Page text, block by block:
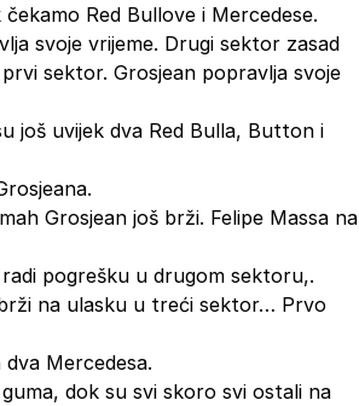
Red Bullove i Mercedese.
svoje vrijeme. Drugi sektor zasad
sektor. Grosjean popravlja svoje
još uvijek dva Red Bulla, Button i
Grosjean još brži. Felipe Massa na
pogrešku u drugom sektoru,.
na ulasku u treći sektor… Prvo
Mercedesa.
dok su svi skoro svi ostali na